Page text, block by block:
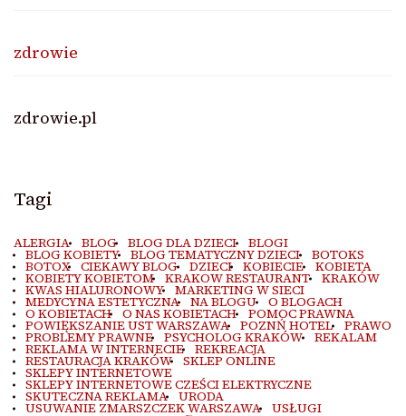
zdrowie
zdrowie.pl
Tagi
ALERGIA BLOG BLOG DLA DZIECI BLOGI
BLOG KOBIETY BLOG TEMATYCZNY DZIECI BOTOKS
BOTOX CIEKAWY BLOG DZIECI KOBIECIE KOBIETA
KOBIETY KOBIETOM KRAKOW RESTAURANT KRAKÓW
KWAS HIALURONOWY MARKETING W SIECI
MEDYCYNA ESTETYCZNA NA BLOGU O BLOGACH
O KOBIETACH O NAS KOBIETACH POMOC PRAWNA
POWIĘKSZANIE UST WARSZAWA POZNŃ HOTEL PRAWO
PROBLEMY PRAWNE PSYCHOLOG KRAKÓW REKALAM
REKLAMA W INTERNECIE REKREACJA
RESTAURACJA KRAKÓW SKLEP ONLINE
SKLEPY INTERNETOWE
SKLEPY INTERNETOWE CZEŚCI ELEKTRYCZNE
SKUTECZNA REKLAMA URODA
USUWANIE ZMARSZCZEK WARSZAWA USŁUGI